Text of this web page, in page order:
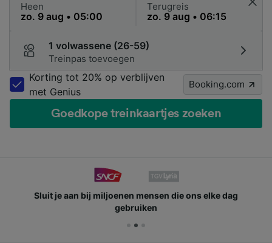
Heen Terugreis
1 volwassene (26-59)
Treinpas toevoegen
Korting tot 20% op verblijven
met Genius
Booking.com
Goedkope treinkaartjes zoeken
Sluit je aan bij miljoenen mensen die ons elke dag
gebruiken